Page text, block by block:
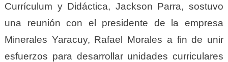
Currículum y Didáctica, Jackson Parra, sostuvo
una reunión con el presidente de la empresa
Minerales Yaracuy, Rafael Morales a fin de unir
esfuerzos para desarrollar unidades curriculares